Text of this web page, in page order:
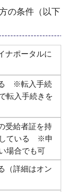
の条件（以下
ナポータルに
※転入手続
転入手続きを
受給者証を持
している ※申
場合でも可
（詳細はオン